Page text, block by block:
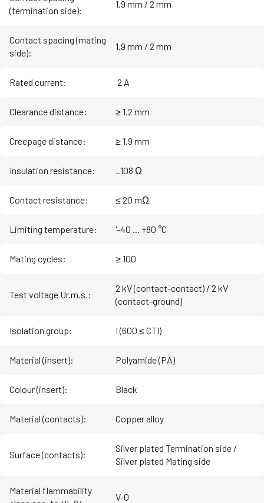
(termination side):
1.9 mm / 2 mm
Contact spacing (mating
side):
1.9 mm / 2 mm
Rated current: ‌ 2 A
Clearance distance: ≥ 1.2 mm
Creepage distance: ≥ 1.9 mm
Insulation resistance: _108 Ω
Contact resistance: ≤ 20 mΩ
Limiting temperature: '-40 ... +80 °C
Mating cycles: ≥ 100
Test voltage Ur.m.s.:
2 kV (contact-contact) / 2 kV
(contact-ground)
Isolation group: I (600 ≤ CTI)
Material (insert): Polyamide (PA)
Colour (insert): Black
Material (contacts): Copper alloy
Surface (contacts):
Silver plated Termination side /
Silver plated Mating side
Material flammability
V-0